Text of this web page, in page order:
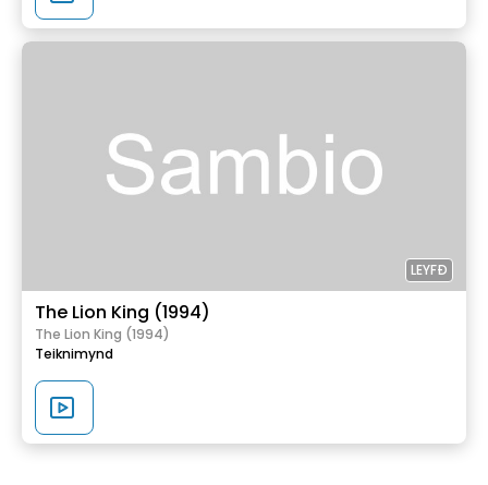
LEYFÐ
The Lion King (1994)
The Lion King (1994)
Teiknimynd